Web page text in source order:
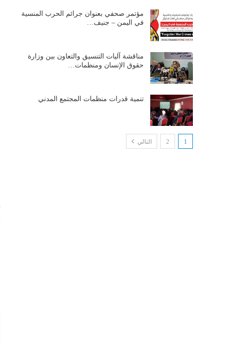
مؤتمر صحفي بعنوان جرائم الحرب المنسية
في اليمن – جنيف…
مناقشة آليات التنسيق والتعاون بين وزارة
حقوق الإنسان ومنظمات…
تنمية قدرات منظمات المجتمع المدني
1
2 التالي